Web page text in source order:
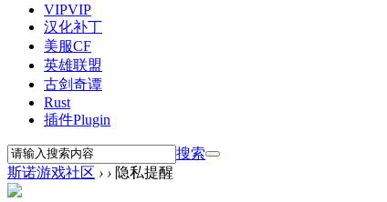
VIPVIP
汉化补丁
美服CF
英雄联盟
古剑奇谭
Rust
插件Plugin
搜索
斯诺游戏社区 › › 隐私提醒